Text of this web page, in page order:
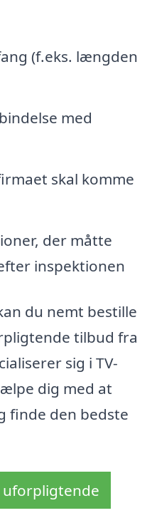
(f.eks. længden
med
skal komme
der måtte
inspektionen
du nemt bestille
tilbud fra
sig i TV-
dig med at
finde den bedste
uforpligtende